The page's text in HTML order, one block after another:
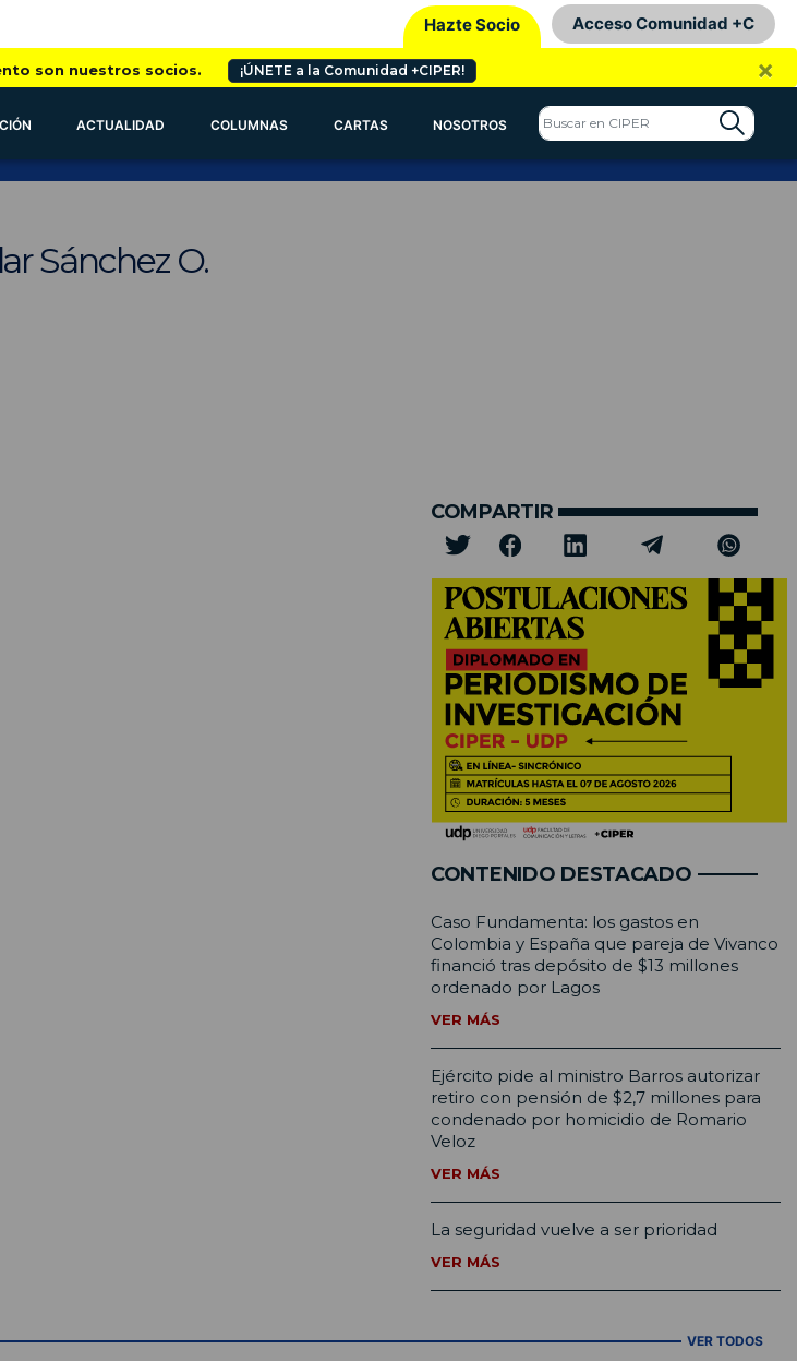
Hazte Socio Acceso Comunidad +C
son nuestros socios. ¡ÚNETE a la Comunidad +CIPER! ×
ACTUALIDAD COLUMNAS CARTAS NOSOTROS
Sánchez O.
COMPARTIR
CONTENIDO DESTACADO
Caso Fundamenta: los gastos en
Colombia y España que pareja de Vivanco
financió tras depósito de $13 millones
ordenado por Lagos
VER MÁS
Ejército pide al ministro Barros autorizar
retiro con pensión de $2,7 millones para
condenado por homicidio de Romario
Veloz
VER MÁS
La seguridad vuelve a ser prioridad
VER MÁS
VER TODOS